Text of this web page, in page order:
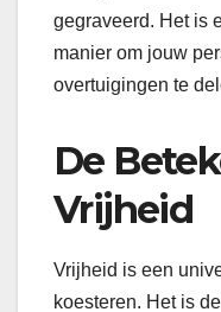
gegraveerd. Het is
manier om jouw
overtuigingen te
De
Vrijheid
Vrijheid is een
koesteren. Het is